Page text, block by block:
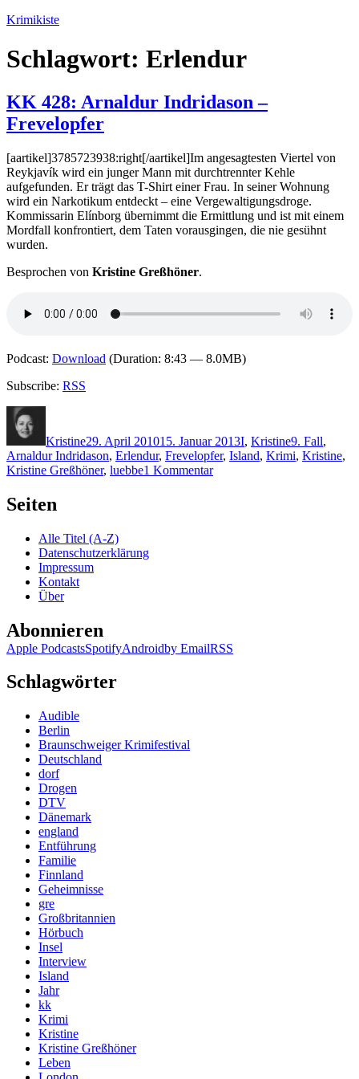
Zum
springen
Krimikiste
Schlagwort: Erlendur
KK 428: Arnaldur Indridason –
Frevelopfer
[aartikel]3785723938:right[/aartikel]Im angesagtesten Viertel von
Reykjavík wird ein junger Mann mit durchtrennter Kehle
aufgefunden. Er trägt das T-Shirt einer Frau. In seiner Wohnung
wird ein Narkotikum entdeckt – eine Vergewaltigungsdroge.
Kommissarin Elínborg übernimmt die Ermittlung und ist mit einem
Mordfall konfrontiert, dem Taten vorausgingen, die nie gesühnt
wurden.
Besprochen von Kristine Greßhöner.
Podcast: Download (Duration: 8:43 — 8.0MB)
Subscribe: RSS
Kristine29. April 201015. Januar 2013I, Kristine9. Fall,
Arnaldur Indridason, Erlendur, Frevelopfer, Island, Krimi, Kristine,
Kristine Greßhöner, luebbe1 Kommentarzu
Seiten
Alle Titel (A-Z)
Datenschutzerklärung
Impressum
Kontakt
Über
Abonnieren
Apple PodcastsSpotifyAndroidby EmailRSS
Schlagwörter
Audible
Berlin
Braunschweiger Krimifestival
Deutschland
dorf
Drogen
DTV
Dänemark
england
Entführung
Familie
Finnland
Geheimnisse
gre
Großbritannien
Hörbuch
Insel
Interview
Island
Jahr
kk
Krimi
Kristine
Kristine Greßhöner
Leben